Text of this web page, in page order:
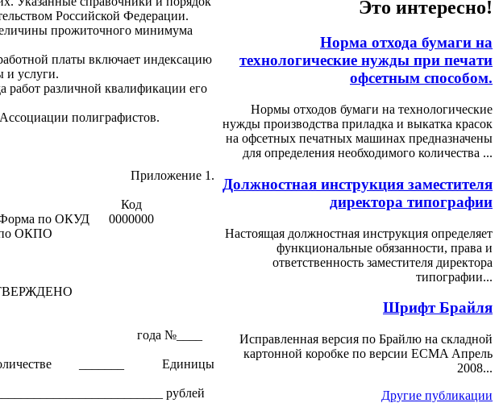
Российской Федерации.
прожиточного минимума
платы включает индексацию
и услуги.
различной квалификации его
полиграфистов.
Приложение 1.
Код
по ОКУД
0000000
ОКПО
года №
Единицы
рублей
Это интересно!
Норма отхода бумаги на
технологические нужды при печати
офсетным способом.
Нормы отходов бумаги на технологические
нужды производства приладка и выкатка красок
на офсетных печатных машинах предназначены
для определения необходимого количества ...
Должностная инструкция заместителя
директора типографии
Настоящая должностная инструкция определяет
функциональные обязанности, права и
ответственность заместителя директора
типографии...
Шрифт Брайля
Исправленная версия по Брайлю на складной
картонной коробке по версии ECMA Апрель
2008...
Другие публикации